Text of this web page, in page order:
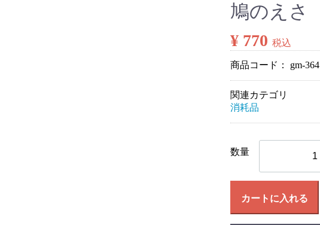
鳩のえさ
¥ 770 税込
商品コード： gm-364
関連カテゴリ
消耗品
数量
カートに入れる